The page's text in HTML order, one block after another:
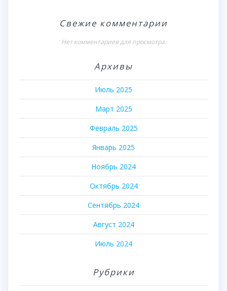
Свежие комментарии
Нет комментариев для просмотра.
Архивы
Июль 2025
Март 2025
Февраль 2025
Январь 2025
Ноябрь 2024
Октябрь 2024
Сентябрь 2024
Август 2024
Июль 2024
Рубрики